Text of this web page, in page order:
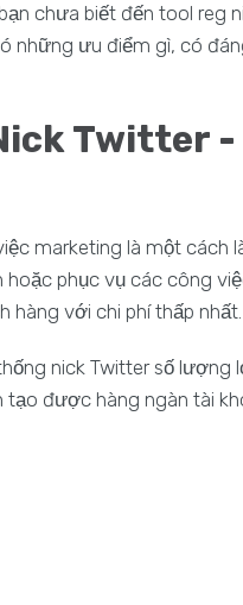
chưa biết đến tool reg
những ưu điểm gì, có
Twitter -
marketing là một cách
phục vụ các công
hàng với chi phí thấp nhất.
nick Twitter số lượng
tạo được hàng ngàn tài